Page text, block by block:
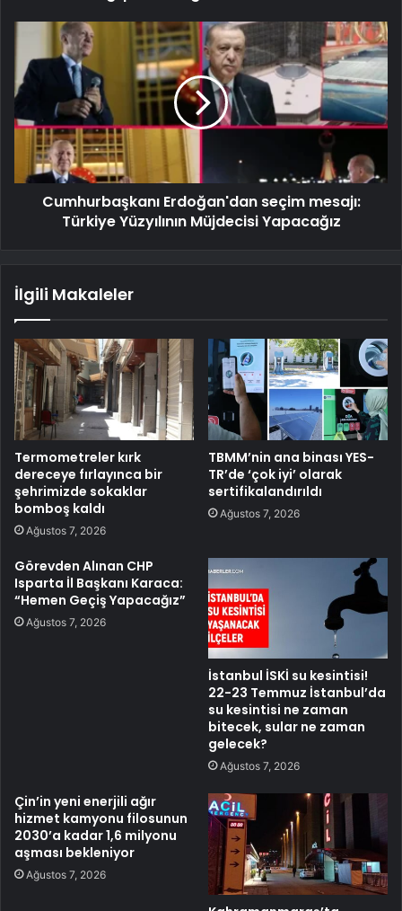
Cumhurbaşkanı Erdoğan'dan seçim mesajı:
Türkiye Yüzyılının Müjdecisi Yapacağız
İlgili Makaleler
Termometreler kırk
dereceye fırlayınca bir
şehrimizde sokaklar
bomboş kaldı
Ağustos 7, 2026
TBMM’nin ana binası YES-
TR’de ‘çok iyi’ olarak
sertifikalandırıldı
Ağustos 7, 2026
Görevden Alınan CHP
Isparta İl Başkanı Karaca:
“Hemen Geçiş Yapacağız”
Ağustos 7, 2026
İstanbul İSKİ su kesintisi!
22-23 Temmuz İstanbul’da
su kesintisi ne zaman
bitecek, sular ne zaman
gelecek?
Ağustos 7, 2026
Çin’in yeni enerjili ağır
hizmet kamyonu filosunun
2030’a kadar 1,6 milyonu
aşması bekleniyor
Ağustos 7, 2026